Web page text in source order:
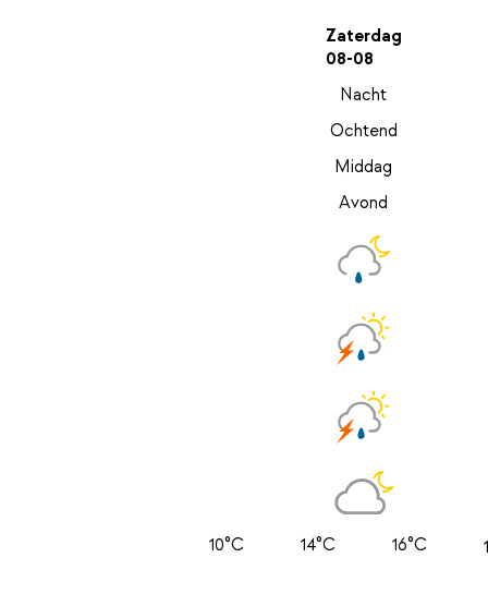
Zaterdag
08-08
Nacht
Ochtend
Middag
Avond
10°C 14°C 16°C